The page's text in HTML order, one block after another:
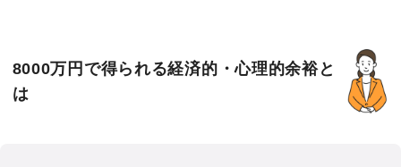
8000万円で得られる経済的・心理的余裕と
は